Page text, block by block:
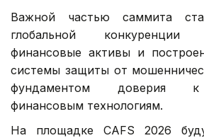
Важной частью саммита
глобальной
финансовые активы и
системы защиты от
фундаментом доверия к
финансовым технологиям.
На площадке CAFS 2026